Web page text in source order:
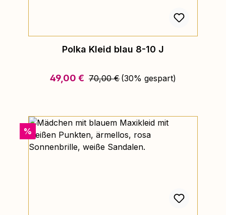
Polka Kleid blau 8-10 J
Verkaufspreis:
49,00 € Regulärer Preis:
70,00 € (30% gespart)
Rabatt
%